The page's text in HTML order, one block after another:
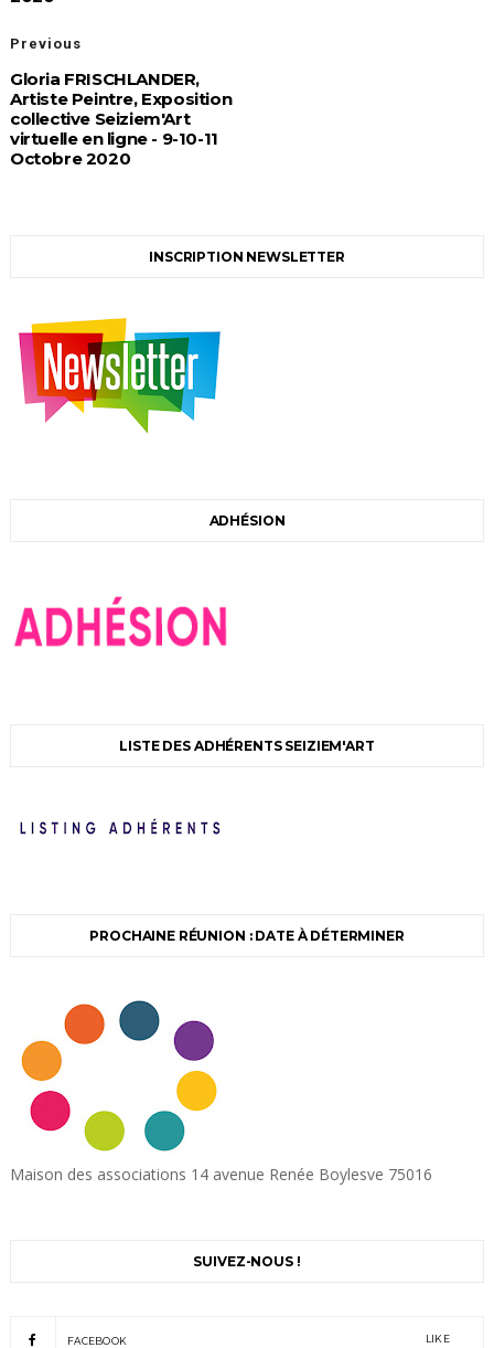
Previous
Gloria FRISCHLANDER,
Artiste Peintre, Exposition
collective Seiziem'Art
virtuelle en ligne - 9-10-11
Octobre 2020
INSCRIPTION NEWSLETTER
ADHÉSION
LISTE DES ADHÉRENTS SEIZIEM'ART
PROCHAINE RÉUNION : DATE À DÉTERMINER
Maison des associations 14 avenue Renée Boylesve 75016
SUIVEZ-NOUS !
FACEBOOK LIKE